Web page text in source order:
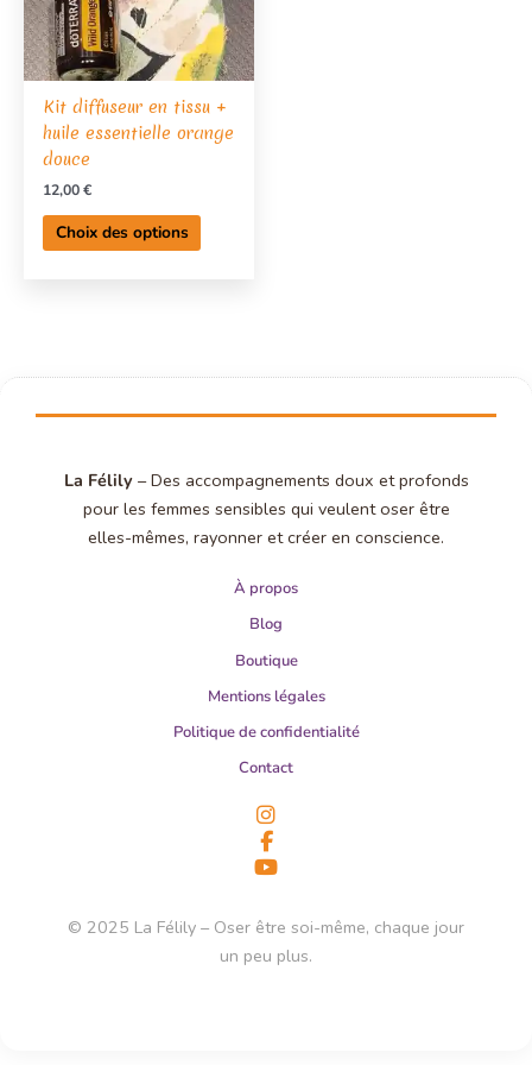
Kit diffuseur en tissu +
huile essentielle orange
douce
12,00€
Choix des options
options
peuvent
être
sur
La Félily– Des accompagnements doux et profonds
pour les femmes sensibles qui veulent oser être
elles-mêmes, rayonner et créer en conscience.
À propos
Blog
Boutique
Mentions légales
Politique de confidentialité
Contact
© 2025 La Félily – Oser être soi-même, chaque jour
un peu plus.